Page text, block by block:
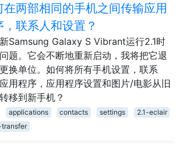
在两部相同的手机之间传输应用
，联系人和设置？
Samsung Galaxy S Vibrant运行2.1时
题。它会不断地重新启动，我将把它退
换单位。如何将所有手机设置，联系
用程序，应用程序设置和图片/电影从旧
移到新手机？
applications contacts settings
2.1-eclair